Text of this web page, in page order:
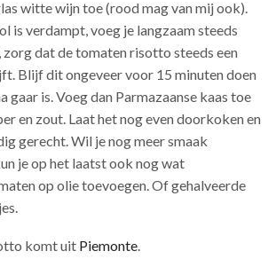
witte wijn toe (rood mag van mij ook).
is verdampt, voeg je langzaam steeds
dat de tomaten risotto steeds een
Blijf dit ongeveer voor 15 minuten doen
is. Voeg dan Parmazaanse kaas toe
en zout. Laat het nog even doorkoken en
gerecht. Wil je nog meer smaak
je op het laatst ook nog wat
op olie toevoegen. Of gehalveerde
komt uit Piemonte.